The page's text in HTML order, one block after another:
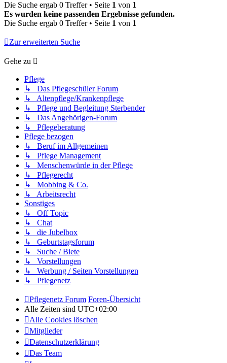
Die Suche ergab 0 Treffer • Seite 1 von 1
Es wurden keine passenden Ergebnisse gefunden.
Die Suche ergab 0 Treffer • Seite 1 von 1
Zur erweiterten Suche
Gehe zu
Pflege
↳ Das Pflegeschüler Forum
↳ Altenpflege/Krankenpflege
↳ Pflege und Begleitung Sterbender
↳ Das Angehörigen-Forum
↳ Pflegeberatung
Pflege bezogen
↳ Beruf im Allgemeinen
↳ Pflege Management
↳ Menschenwürde in der Pflege
↳ Pflegerecht
↳ Mobbing & Co.
↳ Arbeitsrecht
Sonstiges
↳ Off Topic
↳ Chat
↳ die Jubelbox
↳ Geburtstagsforum
↳ Suche / Biete
↳ Vorstellungen
↳ Werbung / Seiten Vorstellungen
↳ Pflegenetz
Pflegenetz Forum Foren-Übersicht
Alle Zeiten sind UTC+02:00
Alle Cookies löschen
Mitglieder
Datenschutzerklärung
Das Team